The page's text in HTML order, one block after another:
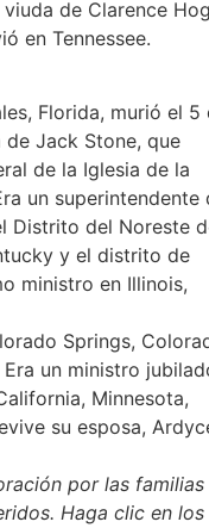
de Clarence
en Tennessee.
Florida, murió el 5
Jack Stone, que
de la Iglesia de la
un superintendente
Distrito del Noreste
y el distrito de
ministro en Illinois,
Springs,
un ministro
Minnesota,
su esposa,
por las familias
Haga clic en los